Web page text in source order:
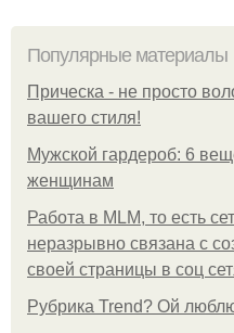
Популярные материалы
Прическа - не просто
вашего стиля!
Мужской гардероб: 6
женщинам
Работа в MLM, то есть
неразрывно связана с
своей страницы в соц
Рубрика Trend? Ой